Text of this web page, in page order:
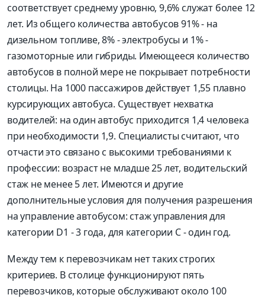
соответствует среднему уровню, 9,6% служат более 12
лет. Из общего количества автобусов 91% - на
дизельном топливе, 8% - электробусы и 1% -
газомоторные или гибриды. Имеющееся количество
автобусов в полной мере не покрывает потребности
столицы. На 1000 пассажиров действует 1,55 плавно
курсирующих автобуса. Существует нехватка
водителей: на один автобус приходится 1,4 человека
при необходимости 1,9. Специалисты считают, что
отчасти это связано с высокими требованиями к
профессии: возраст не младше 25 лет, водительский
стаж не менее 5 лет. Имеются и другие
дополнительные условия для получения разрешения
на управление автобусом: стаж управления для
категории D1 - 3 года, для категории C - один год.
Между тем к перевозчикам нет таких строгих
критериев. В столице функционируют пять
перевозчиков, которые обслуживают около 100